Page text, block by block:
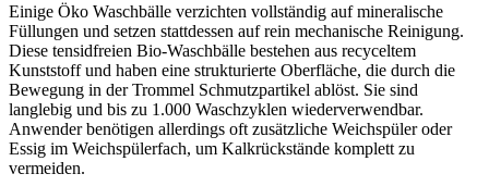
Einige Öko Waschbälle verzichten vollständig auf mineralische
Füllungen und setzen stattdessen auf rein mechanische Reinigung.
Diese tensidfreien Bio-Waschbälle bestehen aus recyceltem
Kunststoff und haben eine strukturierte Oberfläche, die durch die
Bewegung in der Trommel Schmutzpartikel ablöst. Sie sind
langlebig und bis zu 1.000 Waschzyklen wiederverwendbar.
Anwender benötigen allerdings oft zusätzliche Weichspüler oder
Essig im Weichspülerfach, um Kalkrückstände komplett zu
vermeiden.